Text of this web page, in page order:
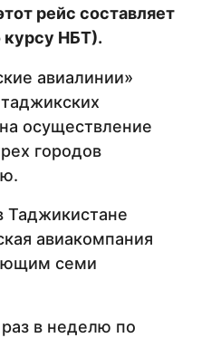
рейс составляет
НБТ).
авиалинии»
осуществление
городов
Таджикистане
авиакомпания
семи
в неделю по